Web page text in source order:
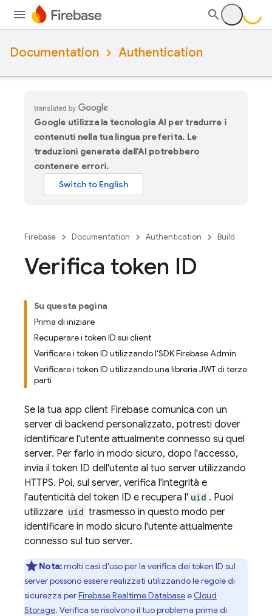
Documentation Authentication
Google utilizza la tecnologia AI per tradurre i
contenuti nella tua lingua preferita. Le
traduzioni generate dall'AI potrebbero
contenere errori.
Firebase Documentation Authentication Build
Verifica token ID
Su questa pagina
Prima di iniziare
Recuperare i token ID sui client
Verificare i token ID utilizzando l'SDK Firebase Admin
Verificare i token ID utilizzando una libreria JWT di terze
parti
Se la tua app client Firebase comunica con un
server di backend personalizzato, potresti dover
identificare l'utente attualmente connesso su quel
server. Per farlo in modo sicuro, dopo l'accesso,
invia il token ID dell'utente al tuo server utilizzando
HTTPS. Poi, sul server, verifica l'integrità e
l'autenticità del token ID e recupera l' uid . Puoi
utilizzare uid trasmesso in questo modo per
identificare in modo sicuro l'utente attualmente
connesso sul tuo server.
Nota:molti casi d'uso per la verifica dei token ID sul
server possono essere realizzati utilizzando le regole di
sicurezza perFirebase Realtime Databasee Cloud
Storage. Verifica se risolvono il tuo problema prima di